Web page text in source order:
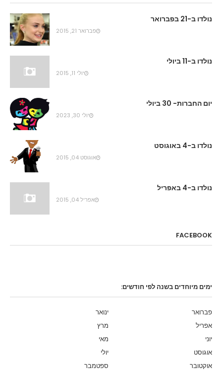
נולדו ב-21 בפברואר
פברואר 21, 2015
נולדו ב-11 ביולי
יולי 11, 2015
יום החברות- 30 ביולי
יולי 30, 2023
נולדו ב-4 באוגוסט
אוגוסט 04, 2015
נולדו ב-4 באפריל
אפריל 04, 2015
FACEBOOK
ימים מיוחדים בשנה לפי חודשים:
ינואר
פברואר
מרץ
אפריל
מאי
יוני
יולי
אוגוסט
ספטמבר
אוקטובר